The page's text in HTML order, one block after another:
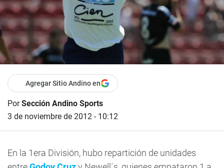
Agregar Sitio Andino en
PorSección Andino Sports
3 de noviembre de 2012 - 10:12
En la 1era División, hubo repartición de unidades